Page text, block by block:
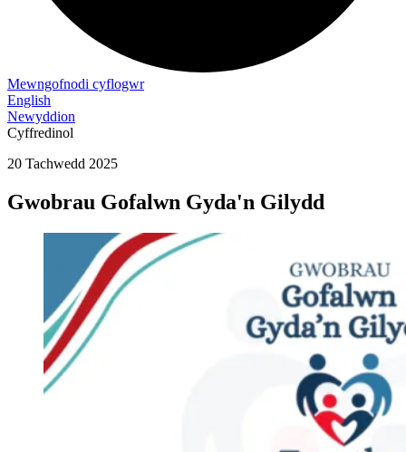
Mewngofnodi cyflogwr
English
Newyddion
Cyffredinol
20 Tachwedd 2025
Gwobrau Gofalwn Gyda'n Gilydd